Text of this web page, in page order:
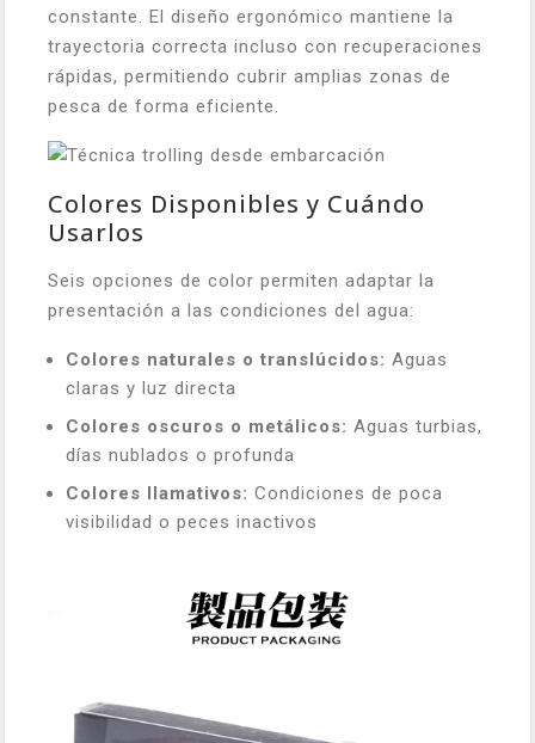
constante. El diseño ergonómico mantiene la
trayectoria correcta incluso con recuperaciones
rápidas, permitiendo cubrir amplias zonas de
pesca de forma eficiente.
Colores Disponibles y Cuándo
Usarlos
Seis opciones de color permiten adaptar la
presentación a las condiciones del agua:
Colores naturales o translúcidos: Aguas
claras y luz directa
Colores oscuros o metálicos: Aguas turbias,
días nublados o profunda
Colores llamativos: Condiciones de poca
visibilidad o peces inactivos